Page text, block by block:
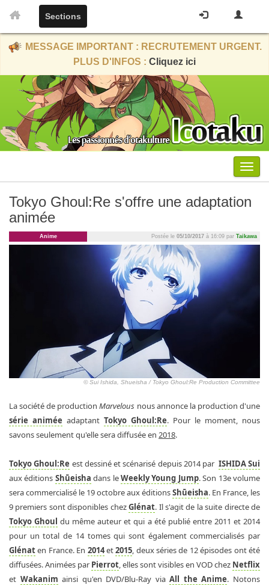
Sections
MESSAGE IMPORTANT : RECRUTEMENT URGENT.
PLUS D'INFOS : Cliquez ici
Menu
Tokyo Ghoul:Re s'offre une adaptation
animée
Anime Postée le 05/10/2017 à 16:09 par Taikawa
© Sui Ishida, Shueisha / Tokyo Ghoul:Re Production Committee
La société de productionMarvelous nous annonce la production d'une
série animée adaptant Tokyo Ghoul:Re. Pour le moment, nous
savons seulement qu'elle sera diffusée en 2018.
Tokyo Ghoul:Re est dessiné et scénarisé depuis 2014 par ISHIDA Sui
aux éditions Shūeisha dans leWeekly Young Jump. Son 13e volume
sera commercialisé le 19 octobre aux éditionsShūeisha. En France, les
9 premiers sont disponibles chezGlénat. Il s'agit de la suite directe de
Tokyo Ghoul du même auteur et qui a été publié entre 2011 et 2014
pour un total de 14 tomes qui sont également commercialisés par
Glénaten France. En 2014et2015, deux séries de 12 épisodes ont été
diffusées. Animées par Pierrot, elles sont visibles en VOD chez Netflix
et Wakanim ainsi qu'en DVD/Blu-Ray viaAll the Anime. Notons